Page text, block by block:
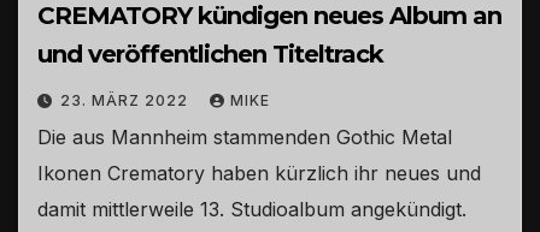
CREMATORY kündigen neues Album an
und veröffentlichen Titeltrack
23. MÄRZ 2022 MIKE
Die aus Mannheim stammenden Gothic Metal
Ikonen Crematory haben kürzlich ihr neues und
damit mittlerweile 13. Studioalbum angekündigt.